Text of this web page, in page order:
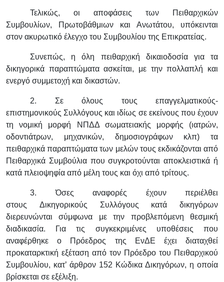
Τελικώς, οι αποφάσεις των Πειθαρχικών
Συμβουλίων, Πρωτοβάθμιων και Ανωτάτου, υπόκεινται
στον ακυρωτικό έλεγχο του Συμβουλίου της Επικρατείας.
Συνεπώς, η όλη πειθαρχική δικαιοδοσία για τα
δικηγορικά παραπτώματα ασκείται, με την πολλαπλή και
ενεργό συμμετοχή και δικαστών.
2. Σε όλους τους επαγγελματικούς-
επιστημονικούς Συλλόγους και ιδίως σε εκείνους που έχουν
τη νομική μορφή ΝΠΔΔ σωματειακής μορφής (ιατρών,
οδοντιάτρων, μηχανικών, δημοσιογράφων κλπ) τα
πειθαρχικά παραπτώματα των μελών τους εκδικάζονται από
Πειθαρχικά Συμβούλια που συγκροτούνται αποκλειστικά ή
κατά πλειοψηφία από μέλη τους και όχι από τρίτους.
3. Όσες αναφορές έχουν περιέλθει
στους Δικηγορικούς Συλλόγους κατά δικηγόρων
διερευνώνται σύμφωνα με την προβλεπόμενη θεσμική
διαδικασία. Για τις συγκεκριμένες υποθέσεις που
αναφέρθηκε ο Πρόεδρος της ΕνΔΕ έχει διαταχθεί
προκαταρκτική εξέταση από τον Πρόεδρο του Πειθαρχικού
Συμβουλίου, κατ’ άρθρον 152 Κώδικα Δικηγόρων, η οποία
βρίσκεται σε εξέλιξη.